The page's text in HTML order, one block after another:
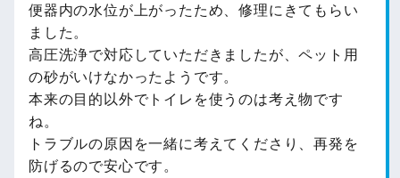
便器内の水位が上がったため、修理にきてもらい
ました。
高圧洗浄で対応していただきましたが、ペット用
の砂がいけなかったようです。
本来の目的以外でトイレを使うのは考え物です
ね。
トラブルの原因を一緒に考えてくださり、再発を
防げるので安心です。